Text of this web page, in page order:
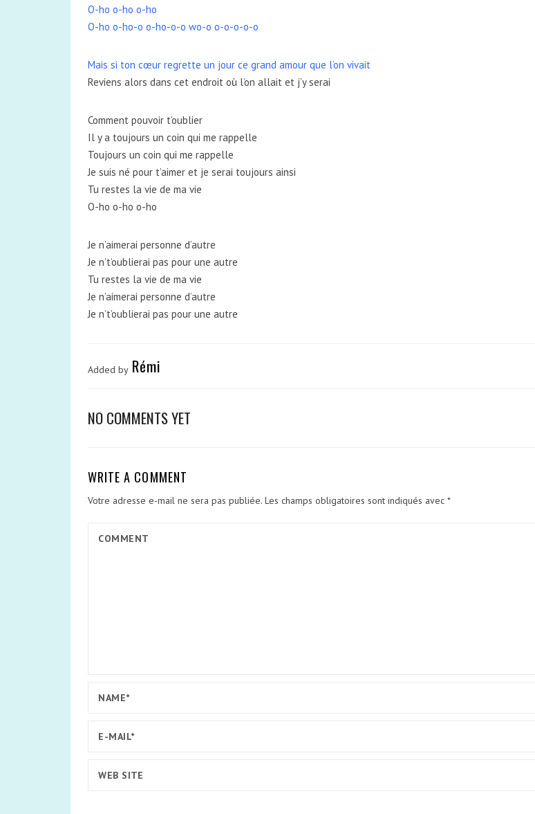
O-ho o-ho o-ho
O-ho o-ho-o o-ho-o-o wo-o o-o-o-o-o
Mais si ton cœur regrette un jour ce grand amour que l’on vivait
Reviens alors dans cet endroit où l’on allait et j’y serai
Comment pouvoir t’oublier
Il y a toujours un coin qui me rappelle
Toujours un coin qui me rappelle
Je suis né pour t’aimer et je serai toujours ainsi
Tu restes la vie de ma vie
O-ho o-ho o-ho
Je n’aimerai personne d’autre
Je n’t’oublierai pas pour une autre
Tu restes la vie de ma vie
Je n’aimerai personne d’autre
Je n’t’oublierai pas pour une autre
Added by Rémi
NO COMMENTS YET
WRITE A COMMENT
Votre adresse e-mail ne sera pas publiée. Les champs obligatoires sont indiqués avec *